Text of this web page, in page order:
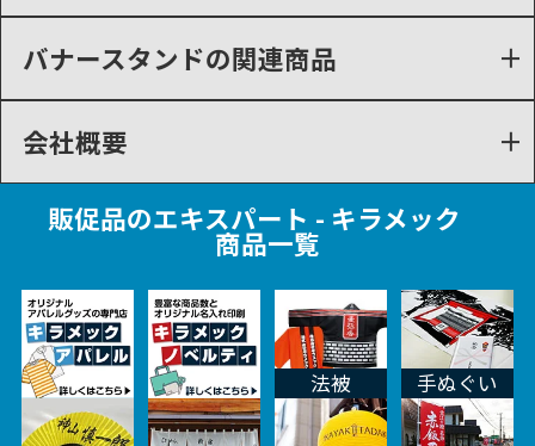
バナースタンドの関連商品
会社概要
販促品のエキスパート - キラメック
商品一覧
法被 手ぬぐい